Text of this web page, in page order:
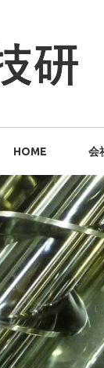
HOME 会